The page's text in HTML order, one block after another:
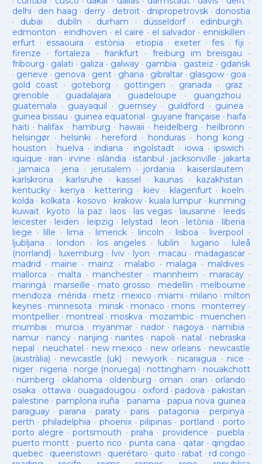
delhi · den haag · derry· detroit· dnipropetrovsk· donostia
· dubai · dublín · durham · düsseldorf· edinburgh ·
edmonton · eindhoven · el caire · el salvador · enniskillen ·
erfurt· essaouira · estònia · etiopia · exeter· fes· fiji ·
firenze ·fortaleza · frankfurt· freiburg im breisgau ·
fribourg · galati · galiza · galway· gambia · gasteiz · gdansk
· geneve · genova · gent· ghana · gibraltar· glasgow· goa ·
gold coast · goteborg · gottingen · granada · graz ·
grenoble · guadalajara · guadeloupe · guangzhou ·
guatemala · guayaquil · guernsey· guildford · guinea ·
guinea bissau · guinea equatorial · guyane française · haifa ·
haiti · halifax · hamburg · hawaii · heidelberg · heilbronn ·
helsingør· helsinki · hereford · honduras· hong kong ·
houston · huelva · indiana · ingolstadt· iowa · ipswich ·
iquique · iran · irvine · islàndia · istanbul · jacksonville · jakarta
· jamaica · jena · jerusalem · jordania · kaiserslautern ·
karlskrona · karlsruhe · kassel · kaunas· kazakhstan ·
kentucky· kenya · kettering · kiev· klagenfurt · koeln ·
kolda · kolkata · kosovo · krakow· kuala lumpur · kunming ·
kuwait· kyoto · la paz · laos· las vegas· lausanne · leeds ·
leicester· leiden · leipzig · lelystad · leon · letònia · liberia ·
liege · lille · lima · limerick· lincoln · lisboa · liverpool ·
ljubljana · london · los angeles· lublin · lugano · luleå
(norrland) · luxemburg · lviv · lyon · macau · madagascar·
madrid · maine · mainz · malabo · malaga · maldives·
mallorca · malta · manchester· mannheim · maracay·
maringá · marseille · mato grosso · medellín · melbourne ·
mendoza · mérida · metz · mexico · miami · milano · milton
keynes· minnesota · minsk · monaco · mons · monterrey ·
montpellier· montreal · moskva · mozambic· muenchen ·
mumbai · murcia · myanmar· nador · nagoya · namibia ·
namur· nancy · nanjing · nantes · napoli · natal · nebraska ·
nepal · neuchatel · new mexico · new orleans· newcastle
(austràlia) · newcastle (uk) · newyork· nicaragua · nice ·
niger· nigeria · norge (noruega) · nottingham · nouakchott
· nürnberg · oklahoma · oldenburg · oman · oran · orlando ·
osaka · ottawa · ouagadougou · oxford ·padova ·pakistan ·
palestine · pamplona iruña · panama · papua nova guinea ·
paraguay· parana ·paraty · paris·patagonia · perpinya ·
perth ·philadelphia · phoenix·pilipinas ·portland · porto ·
porto alegre ·portsmouth ·praha · providence ·puebla ·
puerto montt· puerto rico ·punta cana · qatar · qingdao ·
quebec· queenstown · querétaro · quito · rabat · rd congo ·